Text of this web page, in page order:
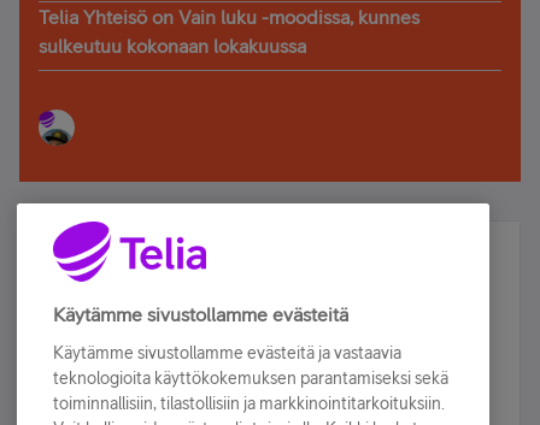
Telia Yhteisö on Vain luku -moodissa, kunnes
sulkeutuu kokonaan lokakuussa
Älä jää paitsi – osallistu ja voita!
Tilaa Telian uutiskirje ja olet mukana arvonnassa.
sähköpostiisi.
Käytämme sivustollamme evästeitä
Käytämme sivustollamme evästeitä ja vastaavia
teknologioita käyttökokemuksen parantamiseksi sekä
toiminnallisiin, tilastollisiin ja markkinointitarkoituksiin.